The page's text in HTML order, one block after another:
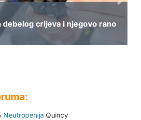
debelog crijeva i njegovo rano
Next
Neutropenija Quincy